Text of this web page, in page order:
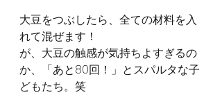
大豆をつぶしたら、全ての材料を入
れて混ぜます！
が、大豆の触感が気持ちよすぎるの
か、「あと80回！」とスパルタな子
どもたち。笑